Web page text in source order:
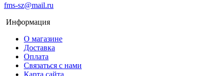
fms-sz@mail.ru
Информация
О магазине
Доставка
Оплата
Связаться с нами
Карта сайта